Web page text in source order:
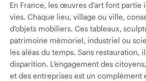
En France, les œuvres d’art font partie
vies. Chaque lieu, village ou ville,
d’objets mobiliers. Ces tableaux,
patrimoine mémoriel, industriel ou
les aléas du temps. Sans restauration,
disparition. L’engagement des
et des entreprises est un complément